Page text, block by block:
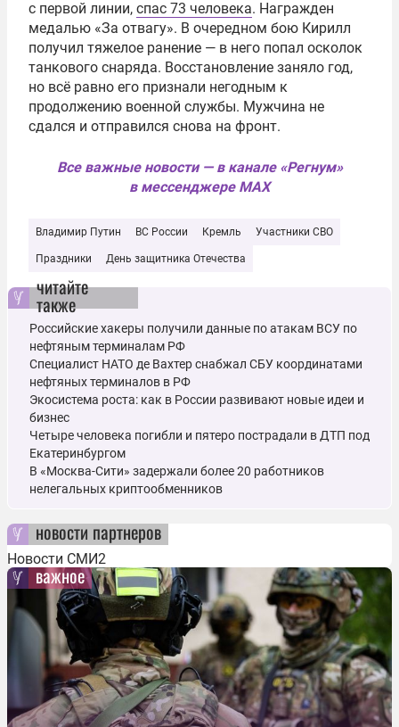
с первой линии, спас 73 человека. Награжден
медалью «За отвагу». В очередном бою Кирилл
получил тяжелое ранение — в него попал осколок
танкового снаряда. Восстановление заняло год,
но всё равно его признали негодным к
продолжению военной службы. Мужчина не
сдался и отправился снова на фронт.
Все важные новости — в канале «Регнум»
в мессенджере MAX
Владимир Путин ВС России Кремль Участники СВО
Праздники День защитника Отечества
читайте
также
Российские хакеры получили данные по атакам ВСУ по
нефтяным терминалам РФ
Специалист НАТО де Вахтер снабжал СБУ координатами
нефтяных терминалов в РФ
Экосистема роста: как в России развивают новые идеи и
бизнес
Четыре человека погибли и пятеро пострадали в ДТП под
Екатеринбургом
В «Москва-Сити» задержали более 20 работников
нелегальных криптообменников
новости партнеров
Новости СМИ2
важное